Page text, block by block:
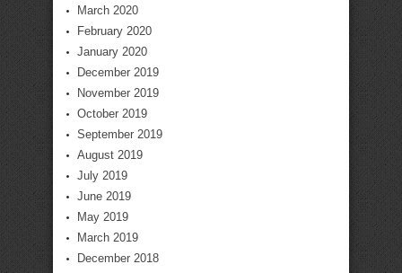
March 2020
February 2020
January 2020
December 2019
November 2019
October 2019
September 2019
August 2019
July 2019
June 2019
May 2019
March 2019
December 2018